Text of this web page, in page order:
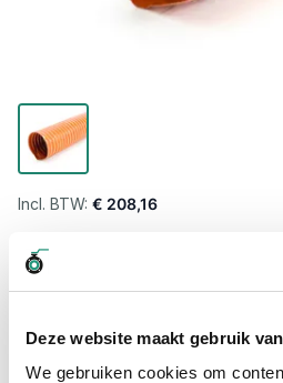
Deze website maakt gebruik
We gebruiken cookies om
€ 208,16
Levertijd wordt berekend...
15.000 producten uit voorraad
Hoge klantbeoordelingen: 9/10